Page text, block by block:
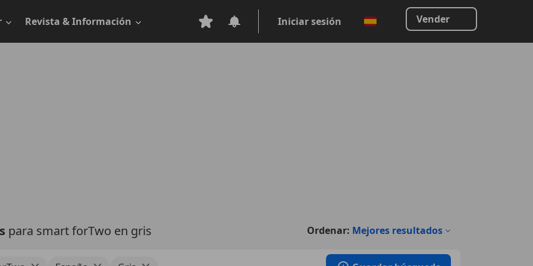
Revista & Información Iniciar sesión Vender
para smart forTwo en gris Ordenar: Mejores resultados